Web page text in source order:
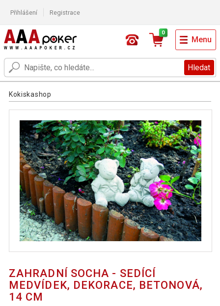
Přihlášení Registrace
Hledat
0
Menu
Kokiskashop
ZAHRADNÍ SOCHA - SEDÍCÍ
MEDVÍDEK, DEKORACE, BETONOVÁ,
14 CM